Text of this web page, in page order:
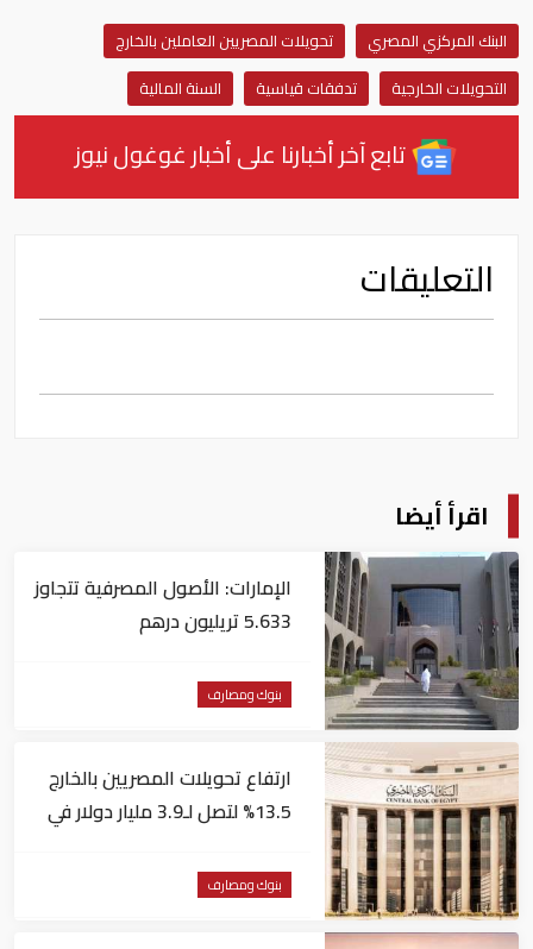
البنك المركزي المصري
تحويلات المصريين العاملين بالخارج
التحويلات الخارجية
تدفقات قياسية السنة المالية
تابع آخر أخبارنا على أخبار غوغول نيوز
التعليقات
اقرأ أيضا
الإمارات: الأصول المصرفية تتجاوز
5.633 تريليون درهم
بنوك ومصارف
ارتفاع تحويلات المصريين بالخارج
13.5% لتصل لـ3.9 مليار دولار في
بنوك ومصارف